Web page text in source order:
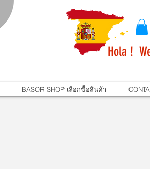
Hola !
BASOR SHOP เลือกซื้อสินค้า